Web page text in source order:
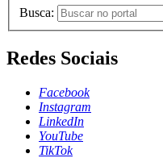
Busca:
Redes Sociais
Facebook
Instagram
LinkedIn
YouTube
TikTok